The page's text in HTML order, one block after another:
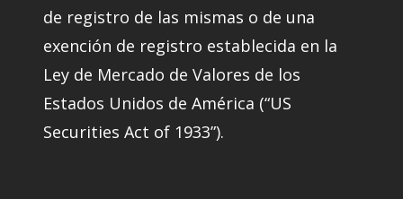
de registro de las mismas o de una
exención de registro establecida en la
Ley de Mercado de Valores de los
Estados Unidos de América (“US
Securities Act of 1933”).